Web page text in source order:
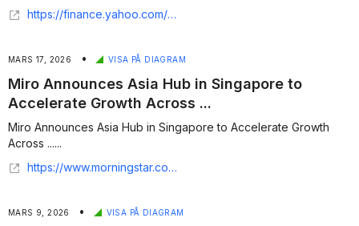
https://finance.yahoo.com/news/miro-announces-asia-hub-singapore-010000759.html
MARS 17, 2026 • VISA PÅ DIAGRAM
Miro Announces Asia Hub in Singapore to
Accelerate Growth Across ...
Miro Announces Asia Hub in Singapore to Accelerate Growth
Across ......
https://www.morningstar.com/news/business-wire/20260316358139/miro-announces-asia-hub-in-singapore-to-accelerate-growth-across-the-region-and-bring-ai-collaboration-to-new-markets
MARS 9, 2026 • VISA PÅ DIAGRAM